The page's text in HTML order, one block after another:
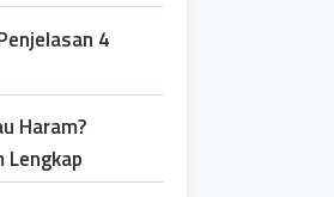
4
Haram?
Lengkap